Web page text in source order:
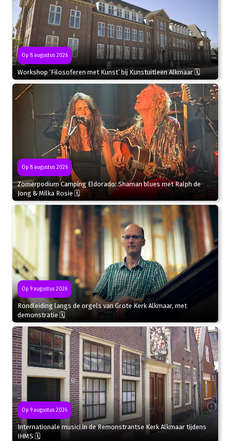
Op 8 augustus 2026
Workshop ‘Filosoferen met Kunst’ bij Kunstuitleen Alkmaar 🗓
Op 8 augustus 2026
Zomerpodium Camping Eldorado: Shaman blues met Ralph de
Jong & Milka Rosie 🗓
Op 9 augustus 2026
Rondleiding langs de orgels van Grote Kerk Alkmaar, met
demonstratie 🗓
Op 9 augustus 2026
Internationale musici in de Remonstrantse Kerk Alkmaar tijdens
IHMS 🗓